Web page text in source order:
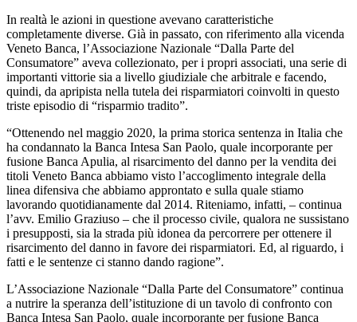
In realtà le azioni in questione avevano caratteristiche
completamente diverse. Già in passato, con riferimento alla vicenda
Veneto Banca, l’Associazione Nazionale “Dalla Parte del
Consumatore” aveva collezionato, per i propri associati, una serie di
importanti vittorie sia a livello giudiziale che arbitrale e facendo,
quindi, da apripista nella tutela dei risparmiatori coinvolti in questo
triste episodio di “risparmio tradito”.
“Ottenendo nel maggio 2020, la prima storica sentenza in Italia che
ha condannato la Banca Intesa San Paolo, quale incorporante per
fusione Banca Apulia, al risarcimento del danno per la vendita dei
titoli Veneto Banca abbiamo visto l’accoglimento integrale della
linea difensiva che abbiamo approntato e sulla quale stiamo
lavorando quotidianamente dal 2014. Riteniamo, infatti, – continua
l’avv. Emilio Graziuso – che il processo civile, qualora ne sussistano
i presupposti, sia la strada più idonea da percorrere per ottenere il
risarcimento del danno in favore dei risparmiatori. Ed, al riguardo, i
fatti e le sentenze ci stanno dando ragione”.
L’Associazione Nazionale “Dalla Parte del Consumatore” continua
a nutrire la speranza dell’istituzione di un tavolo di confronto con
Banca Intesa San Paolo, quale incorporante per fusione Banca